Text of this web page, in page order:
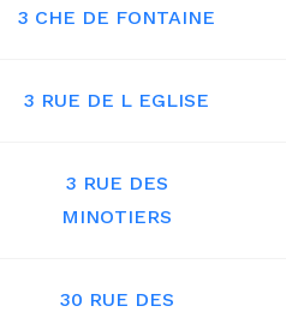
3 CHE DE FONTAINE
3 RUE DE L EGLISE
3 RUE DES
MINOTIERS
30 RUE DES